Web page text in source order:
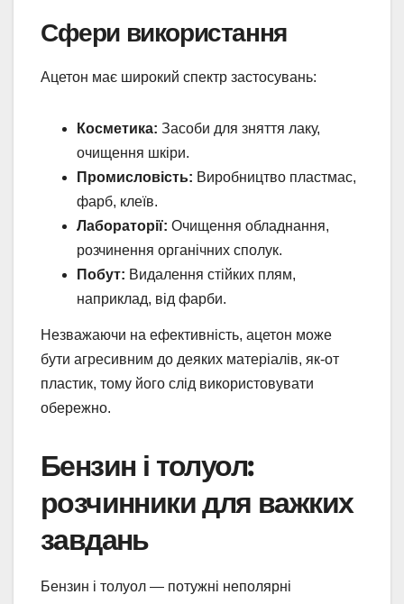
Сфери використання
Ацетон має широкий спектр застосувань:
Косметика: Засоби для зняття лаку,
очищення шкіри.
Промисловість: Виробництво пластмас,
фарб, клеїв.
Лабораторії: Очищення обладнання,
розчинення органічних сполук.
Побут: Видалення стійких плям,
наприклад, від фарби.
Незважаючи на ефективність, ацетон може
бути агресивним до деяких матеріалів, як-от
пластик, тому його слід використовувати
обережно.
Бензин і толуол:
розчинники для важких
завдань
Бензин і толуол — потужні неполярні